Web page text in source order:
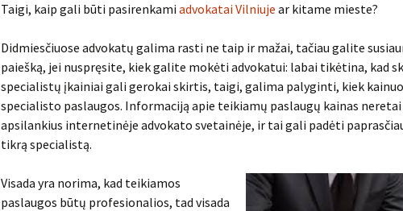
Taigi, kaip gali būti pasirenkami advokatai Vilniuje ar kitame mieste?
Didmiesčiuose advokatų galima rasti ne taip ir mažai, tačiau galite
paiešką, jei nuspręsite, kiek galite mokėti advokatui: labai tikėtina, kad
specialistų įkainiai gali gerokai skirtis, taigi, galima palyginti, kiek
specialisto paslaugos. Informaciją apie teikiamų paslaugų kainas
apsilankius internetinėje advokato svetainėje, ir tai gali padėti
tikrą specialistą.
Visada yra norima, kad teikiamos
paslaugos būtų profesionalios, tad visada